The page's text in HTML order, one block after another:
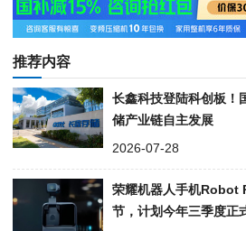
推荐内容
长鑫科技登陆科创板！
储产业链自主发展
2026-07-28
荣耀机器人手机Robot
节，计划今年三季度正